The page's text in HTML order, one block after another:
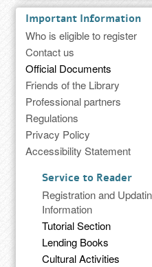
Important Information
Who is eligible to register
Contact us
Official Documents
Friends of the Library
Professional partners
Regulations
Privacy Policy
Accessibility Statement
Service to Reader
Registration and
Information
Tutorial Section
Lending Books
Cultural Activities